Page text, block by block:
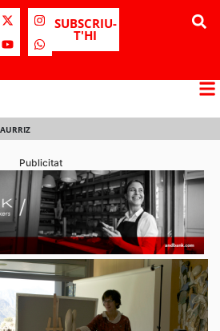
SUBSCRIU-
T'HI
Publicitat